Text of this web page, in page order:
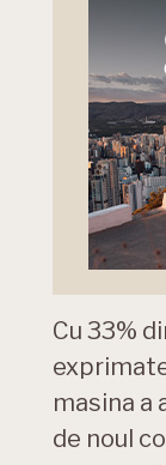
Cu 33%
masina a
de noul